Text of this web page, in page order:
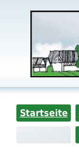
Startseite